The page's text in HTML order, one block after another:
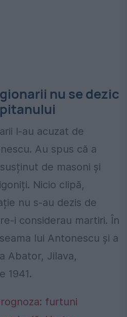
nu se dezic
l-au acuzat de
Au spus că a
de masoni și
Nicio clipă,
nu s-au dezis de
i considerau martiri. În
lui Antonescu și a
Abator, Jilava,
1941.
furtuni